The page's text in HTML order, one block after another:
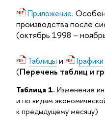
Приложение.
производства после
(октябрь 1998 –
Таблицы и Графики
(Перечень таблиц и
Таблица 1. Изменение
и по видам
к предыдущему месяцу)